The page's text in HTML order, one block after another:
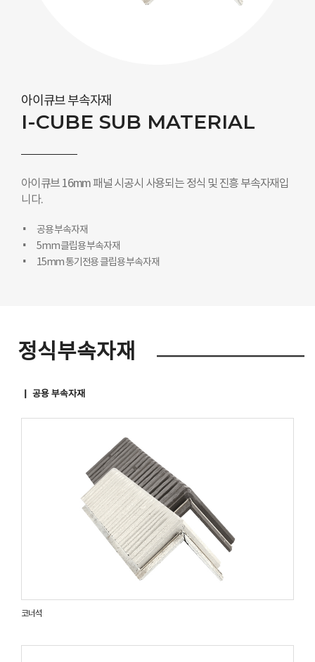
아이큐브 부속자재
I-CUBE SUB MATERIAL
아이큐브 16mm 패널 시공시 사용되는 정식 및 진흥 부속자재입
니다.
공용 부속자재
5mm 클립용 부속자재
15mm 통기전용 클립용 부속자재
정식부속자재
▏ 공용 부속자재
코너석